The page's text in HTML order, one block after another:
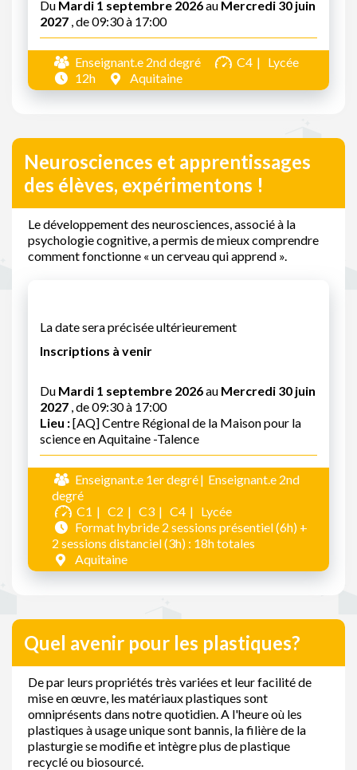
Du Mardi 1 septembre 2026au Mercredi 30 juin
2027 , de 09:30 à 17:00
Enseignant.e 2nd degré C4
Lycée
12h
Aquitaine
Neurosciences et apprentissages
des élèves, expérimentons !
Le développement des neurosciences, associé à la
psychologie cognitive, a permis de mieux comprendre
comment fonctionne « un cerveau qui apprend ».
La date sera précisée ultérieurement
Inscriptions à venir
Du Mardi 1 septembre 2026au Mercredi 30 juin
2027 , de 09:30 à 17:00
Lieu :[AQ] Centre Régional de la Maison pour la
science en Aquitaine -Talence
Enseignant.e 1er degré
Enseignant.e 2nd
degré
C1
C2 C3 C4
Lycée
Format hybride 2 sessions présentiel (6h) +
2 sessions distanciel (3h) : 18h totales
Aquitaine
Quel avenir pour les plastiques?
De par leurs propriétés très variées et leur facilité de
mise en œuvre, les matériaux plastiques sont
omniprésents dans notre quotidien. A l'heure où les
plastiques à usage unique sont bannis, la filière de la
plasturgie se modifie et intègre plus de plastique
recyclé ou biosourcé.